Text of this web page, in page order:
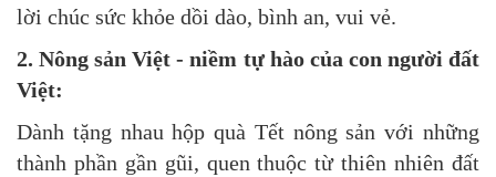
lời chúc sức khỏe dồi dào, bình an, vui vẻ.
2. Nông sản Việt - niềm tự hào của con người đất
Việt:
Dành tặng nhau hộp quà Tết nông sản với những
thành phần gần gũi, quen thuộc từ thiên nhiên đất